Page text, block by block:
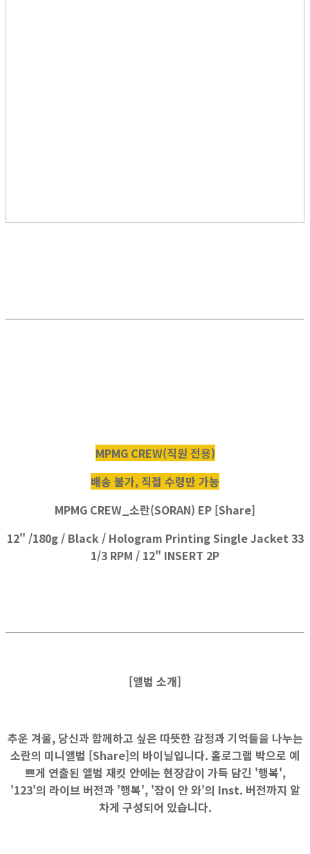
MPMG CREW(직원 전용)
배송 불가, 직접 수령만 가능
MPMG CREW_소란(SORAN) EP [Share]
12" /180g / Black / Hologram Printing Single Jacket 33
1/3 RPM / 12" INSERT 2P
[앨범 소개]
추운 겨울, 당신과 함께하고 싶은 따뜻한 감정과 기억들을 나누는
소란의 미니앨범 [Share]의 바이닐입니다. 홀로그램 박으로 예
쁘게 연출된 앨범 재킷 안에는 현장감이 가득 담긴 '행복',
'123'의 라이브 버전과 '행복', '잠이 안 와'의 Inst. 버전까지 알
차게 구성되어 있습니다.